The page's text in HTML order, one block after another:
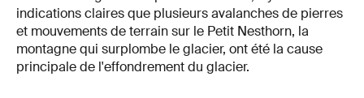
indications claires que plusieurs avalanches de pierres
et mouvements de terrain sur le Petit Nesthorn, la
montagne qui surplombe le glacier, ont été la cause
principale de l'effondrement du glacier.